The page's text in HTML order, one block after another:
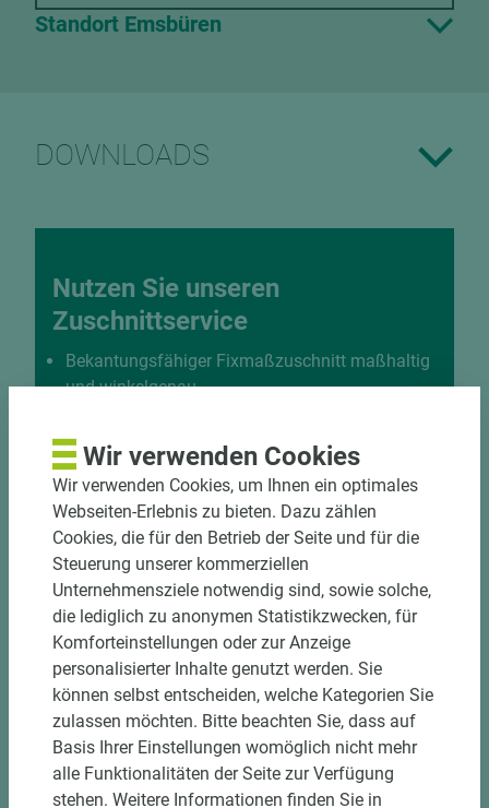
Standort Emsbüren
DOWNLOADS
Nutzen Sie unseren
Zuschnittservice
Bekantungsfähiger Fixmaßzuschnitt maßhaltig
und winkelgenau
halbautomatische Beschickung
Einzelteiletikettierung auf Wunsch möglich
Materialschonende und kundengerechte
Verpackung der Fixmaße
Jetzt Zuschnitt anfragen
Wir verwenden Cookies
Wir verwenden Cookies, um Ihnen ein optimales
Webseiten-Erlebnis zu bieten. Dazu zählen
Cookies, die für den Betrieb der Seite und für die
Steuerung unserer kommerziellen
Unternehmensziele notwendig sind, sowie solche,
die lediglich zu anonymen Statistikzwecken, für
Komforteinstellungen oder zur Anzeige
personalisierter Inhalte genutzt werden. Sie
können selbst entscheiden, welche Kategorien Sie
zulassen möchten. Bitte beachten Sie, dass auf
Basis Ihrer Einstellungen womöglich nicht mehr
alle Funktionalitäten der Seite zur Verfügung
stehen. Weitere Informationen finden Sie in